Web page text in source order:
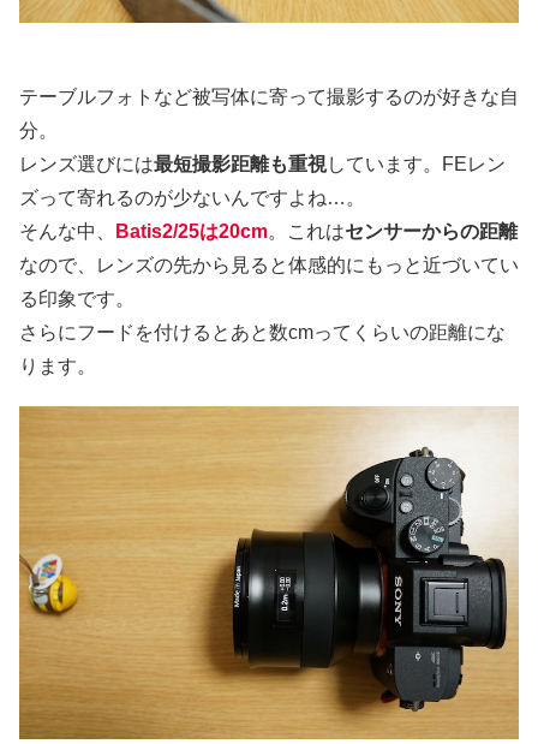
テーブルフォトなど被写体に寄って撮影するのが好きな自
分。
レンズ選びには最短撮影距離も重視しています。FEレン
ズって寄れるのが少ないんですよね…。
そんな中、
Batis2/25は20cm。これはセンサーからの距離
なので、レンズの先から見ると体感的にもっと近づいてい
る印象です。
さらにフードを付けるとあと数cmってくらいの距離にな
ります。